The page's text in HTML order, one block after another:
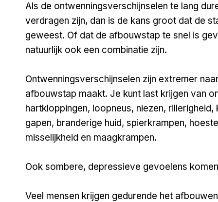
Als de ontwenningsverschijnselen te lang
verdragen zijn, dan is de kans groot dat de
geweest. Of dat de afbouwstap te snel is
natuurlijk ook een combinatie zijn.
Ontwenningsverschijnselen zijn extremer
afbouwstap maakt. Je kunt last krijgen van
hartkloppingen, loopneus, niezen,
gapen, branderige huid, spierkrampen,
misselijkheid en maagkrampen.
Ook sombere, depressieve gevoelens
Veel mensen krijgen gedurende het